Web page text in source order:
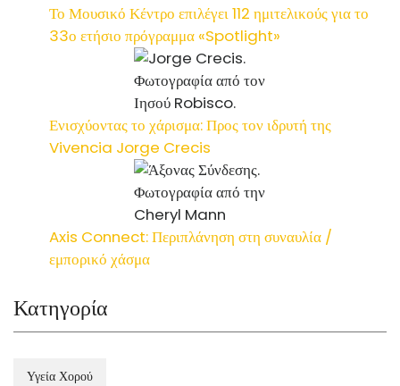
Το Μουσικό Κέντρο επιλέγει 112 ημιτελικούς για το
33ο ετήσιο πρόγραμμα «Spotlight»
Ενισχύοντας το χάρισμα: Προς τον ιδρυτή της
Vivencia Jorge Crecis
Axis Connect: Περιπλάνηση στη συναυλία /
εμπορικό χάσμα
Κατηγορία
Υγεία Χορού